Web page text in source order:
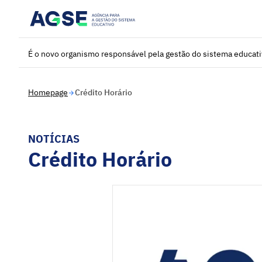
É o novo organismo responsável pela gestão do sistema
Homepage Crédito Horário
NOTÍCIAS
Crédito Horário